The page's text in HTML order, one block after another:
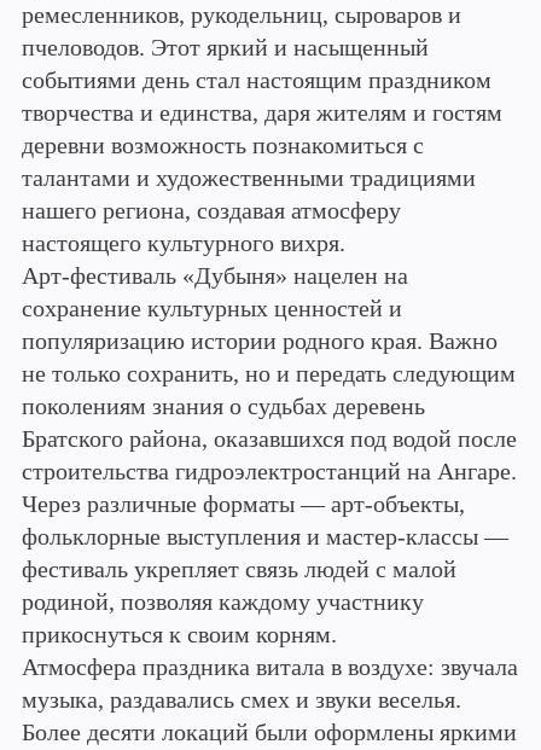
ремесленников, рукодельниц, сыроваров и
пчеловодов. Этот яркий и насыщенный
событиями день стал настоящим праздником
творчества и единства, даря жителям и гостям
деревни возможность познакомиться с
талантами и художественными традициями
нашего региона, создавая атмосферу
настоящего культурного вихря.
Арт-фестиваль «Дубыня» нацелен на
сохранение культурных ценностей и
популяризацию истории родного края. Важно
не только сохранить, но и передать следующим
поколениям знания о судьбах деревень
Братского района, оказавшихся под водой после
строительства гидроэлектростанций на Ангаре.
Через различные форматы — арт-объекты,
фольклорные выступления и мастер-классы —
фестиваль укрепляет связь людей с малой
родиной, позволяя каждому участнику
прикоснуться к своим корням.
Атмосфера праздника витала в воздухе: звучала
музыка, раздавались смех и звуки веселья.
Более десяти локаций были оформлены яркими